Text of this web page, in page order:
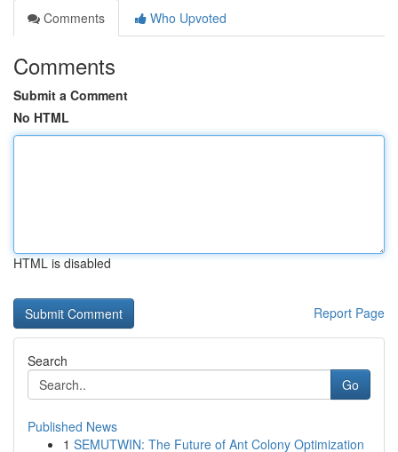
Comments
Who Upvoted
Comments
Submit a Comment
No HTML
HTML is disabled
Report Page
Search
Go
Published News
1 SEMUTWIN: The Future of Ant Colony Optimization